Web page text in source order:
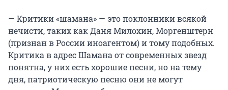
— Критики «шамана» — это поклонники всякой
нечисти, таких как Даня Милохин, Моргенштерн
(признан в России иноагентом) и тому подобных.
Критика в адрес Шамана от современных звезд
понятна, у них есть хорошие песни, но на тему
дня, патриотическую песню они не могут